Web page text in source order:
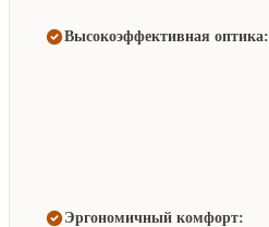
Высокоэффективная оптика:
Эргономичный комфорт: